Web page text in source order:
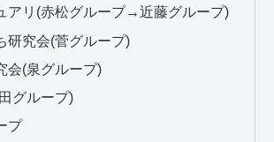
アリ(赤松グループ→近藤グループ)
研究会(菅グループ)
会(泉グループ)
グループ)
プ